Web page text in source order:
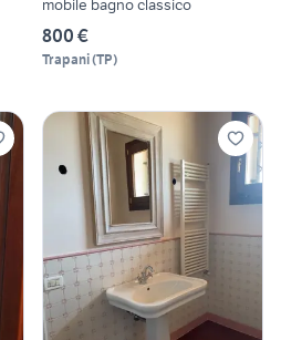
mobile bagno classico
800 €
Trapani(TP)